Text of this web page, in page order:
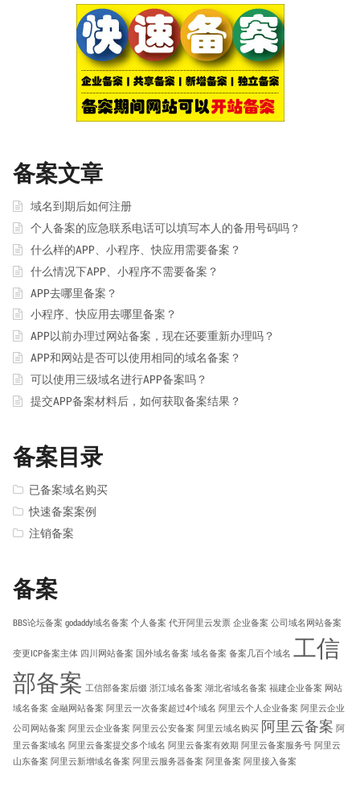
备案文章
域名到期后如何注册
个人备案的应急联系电话可以填写本人的备用号码吗？
什么样的APP、小程序、快应用需要备案？
什么情况下APP、小程序不需要备案？
APP去哪里备案？
小程序、快应用去哪里备案？
APP以前办理过网站备案，现在还要重新办理吗？
APP和网站是否可以使用相同的域名备案？
可以使用三级域名进行APP备案吗？
提交APP备案材料后，如何获取备案结果？
备案目录
已备案域名购买
快速备案案例
注销备案
备案
BBS论坛备案 godaddy域名备案 个人备案 代开阿里云发票 企业备案 公司域名网站备案
变更ICP备案主体 四川网站备案 国外域名备案 域名备案 备案几百个域名 工信
部备案 工信部备案后缀 浙江域名备案 湖北省域名备案 福建企业备案 网站
域名备案 金融网站备案 阿里云一次备案超过4个域名 阿里云个人企业备案 阿里云企业
公司网站备案 阿里云企业备案 阿里云公安备案 阿里云域名购买 阿里云备案 阿
里云备案域名 阿里云备案提交多个域名 阿里云备案有效期 阿里云备案服务号 阿里云
山东备案 阿里云新增域名备案 阿里云服务器备案 阿里备案 阿里接入备案